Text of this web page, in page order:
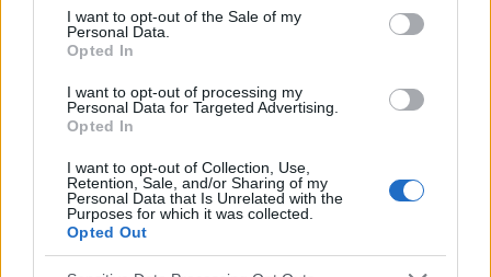
I want to opt-out of the Sale of my
Personal Data.
Opted In
I want to opt-out of processing my
Personal Data for Targeted Advertising.
Opted In
I want to opt-out of Collection, Use,
Retention, Sale, and/or Sharing of my
Personal Data that Is Unrelated with the
Purposes for which it was collected.
Opted Out
powiedzieć? Dodam że pod skórą ma dużo
takiej mazi jakby nadmiar łoju i często to
Tematy infekcje intymne grzybica zmiany skórne
opryszczka
Reklama: